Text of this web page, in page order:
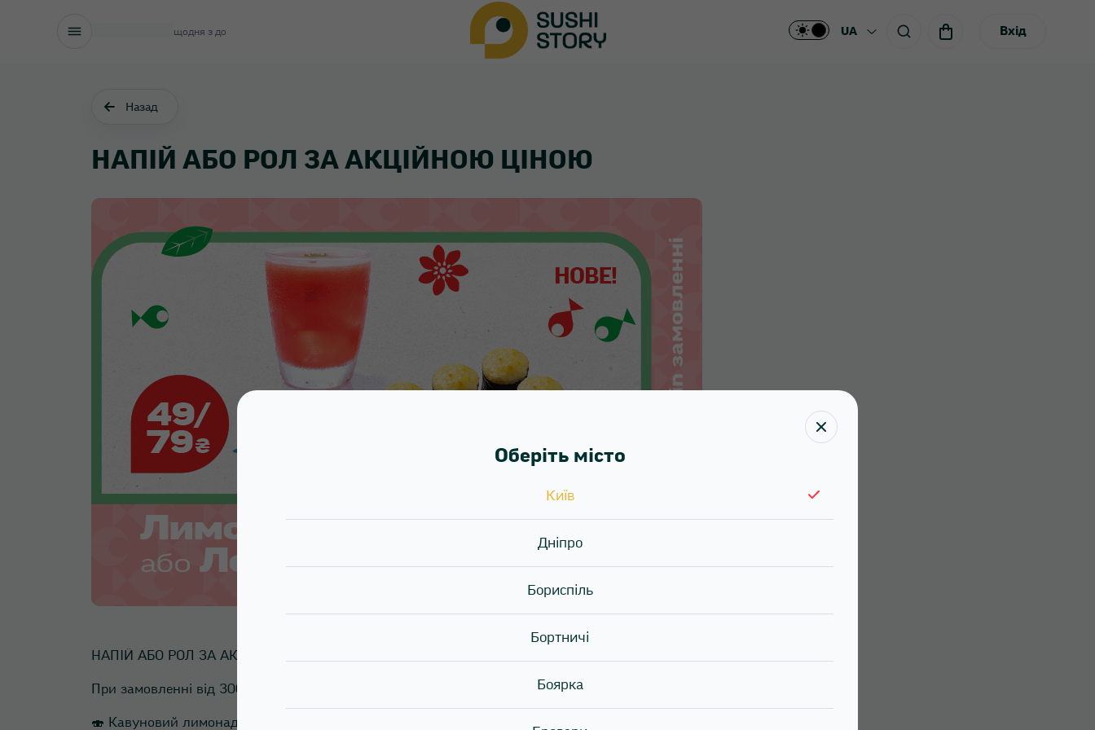
Оберіть місто
Київ
Дніпро
Бориспіль
Бортничі
Боярка
щодня з до UA Вхід
Назад
НАПІЙ АБО РОЛ ЗА АКЦІЙНОЮ ЦІНОЮ
НАПІЙ АБО РОЛ ЗА АКЦІЙНОЮ ЦІНОЮ
При замовленні від 300 грн, пропонуємо на вибір:
🍣 Кавуновий лимонад за 49₴